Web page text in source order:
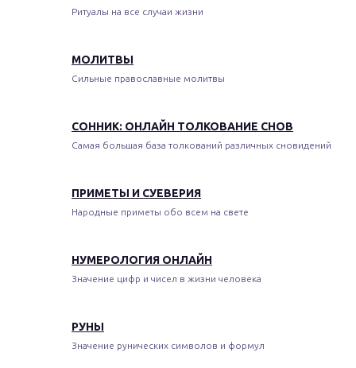
Ритуалы на все случаи жизни
МОЛИТВЫ
Сильные православные молитвы
СОННИК: ОНЛАЙН ТОЛКОВАНИЕ СНОВ
Самая большая база толкований различных сновидений
ПРИМЕТЫ И СУЕВЕРИЯ
Народные приметы обо всем на свете
НУМЕРОЛОГИЯ ОНЛАЙН
Значение цифр и чисел в жизни человека
РУНЫ
Значение рунических символов и формул